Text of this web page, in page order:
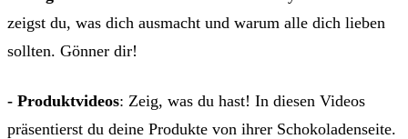
zeigst du, was dich ausmacht und warum alle dich lieben
sollten. Gönner dir!
- Produktvideos: Zeig, was du hast! In diesen Videos
präsentierst du deine Produkte von ihrer Schokoladenseite.